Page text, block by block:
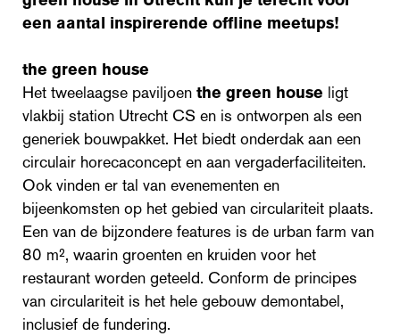
een aantal inspirerende offline meetups!
the green house
Het tweelaagse paviljoen the green house ligt
vlakbij station Utrecht CS en is ontworpen als een
generiek bouwpakket. Het biedt onderdak aan een
circulair horecaconcept en aan vergaderfaciliteiten.
Ook vinden er tal van evenementen en
bijeenkomsten op het gebied van circulariteit plaats.
Een van de bijzondere features is de urban farm van
80 m², waarin groenten en kruiden voor het
restaurant worden geteeld. Conform de principes
van circulariteit is het hele gebouw demontabel,
inclusief de fundering.